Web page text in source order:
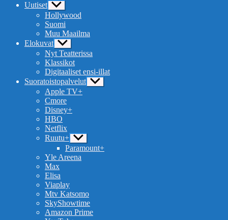
Uutiset Näytä
alavalikko
Hollywood
Suomi
Muu Maailma
Elokuvat Näytä
alavalikko
Nyt Teatterissa
Klassikot
Digitaaliset ensi-illat
Suoratoistopalvelut Näytä
alavalikko
Apple TV+
Cmore
Disney+
HBO
Netflix
Ruutu+ Näytä
alavalikko
Paramount+
Yle Areena
Max
Elisa
Viaplay
Mtv Katsomo
SkyShowtime
Amazon Prime